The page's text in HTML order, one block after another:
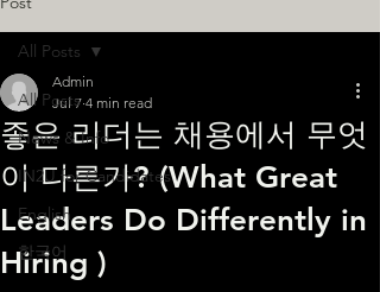
All Posts
News & Info
IN2U for Candidates
English
한국어
All Posts
좋은 리더는 채용에서 무엇
이 다른가? (What Great
Leaders Do Differently in
Hiring )
Admin
Jul 7 4 min read